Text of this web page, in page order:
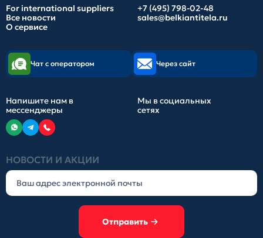
For international suppliers
Все новости
О сервисе
+7 (495) 798-02-48
sales@belkiantitela.ru
НОВОСТИ И АКЦИИ
Отправить
Чат с оператором Через сайт
Напишите нам в
мессенджеры
Мы в социальных
сетях